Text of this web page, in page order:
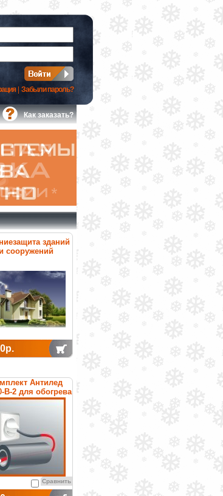
| Забыли пароль?
Как заказать?
зданий
сооружений
Антилед
В-2 для обогрева
труб
Сравнить